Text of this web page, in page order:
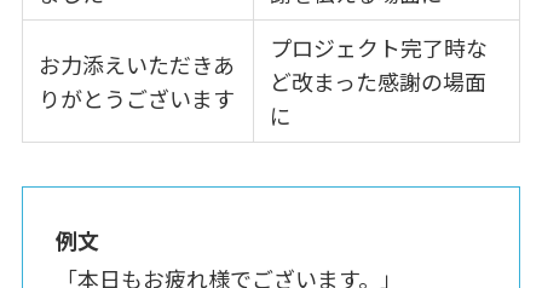
お力添えいただきあ
りがとうございます
プロジェクト完了時な
ど改まった感謝の場面
に
例文
「本日もお疲れ様でございます。」